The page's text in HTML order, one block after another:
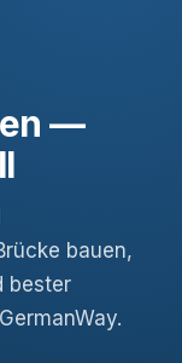
—
bauen,
bester